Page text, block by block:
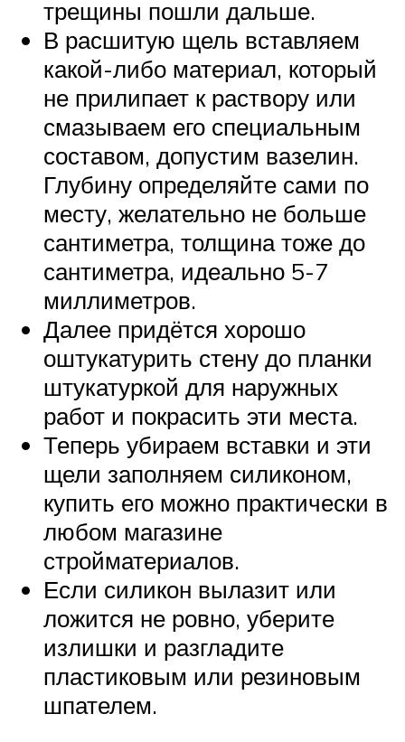
трещины пошли дальше.
В расшитую щель вставляем
какой-либо материал, который
не прилипает к раствору или
смазываем его специальным
составом, допустим вазелин.
Глубину определяйте сами по
месту, желательно не больше
сантиметра, толщина тоже до
сантиметра, идеально 5-7
миллиметров.
Далее придётся хорошо
оштукатурить стену до планки
штукатуркой для наружных
работ и покрасить эти места.
Теперь убираем вставки и эти
щели заполняем силиконом,
купить его можно практически в
любом магазине
стройматериалов.
Если силикон вылазит или
ложится не ровно, уберите
излишки и разгладите
пластиковым или резиновым
шпателем.